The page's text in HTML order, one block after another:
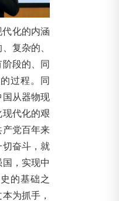
化的内涵
复杂的、
段的、同
过程。同
国从器物现
代化的艰
产党百年来
切奋斗，就
，实现中
的基础之
为抓手，